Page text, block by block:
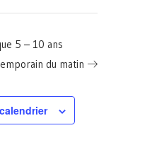
5 – 10 ans
du matin